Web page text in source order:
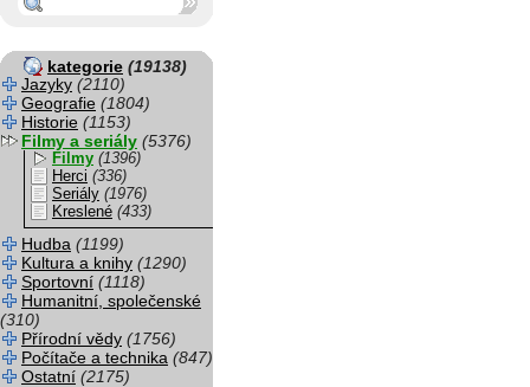
kategorie (19138)
Jazyky (2110)
Geografie (1804)
Historie (1153)
Filmy a seriály (5376)
Filmy (1396)
Herci (336)
Seriály (1976)
Kreslené (433)
Hudba (1199)
Kultura a knihy (1290)
Sportovní (1118)
Humanitní, společenské
(310)
Přírodní vědy (1756)
Počítače a technika (847)
Ostatní (2175)